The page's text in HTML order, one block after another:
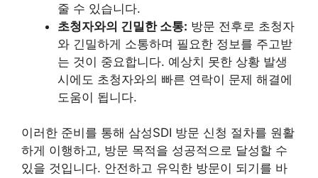
줄 수 있습니다.
초청자와의 긴밀한 소통: 방문 전후로 초청자
와 긴밀하게 소통하며 필요한 정보를 주고받
는 것이 중요합니다. 예상치 못한 상황 발생
시에도 초청자와의 빠른 연락이 문제 해결에
도움이 됩니다.
이러한 준비를 통해 삼성SDI 방문 신청 절차를 원활
하게 이행하고, 방문 목적을 성공적으로 달성할 수
있을 것입니다. 안전하고 유익한 방문이 되기를 바